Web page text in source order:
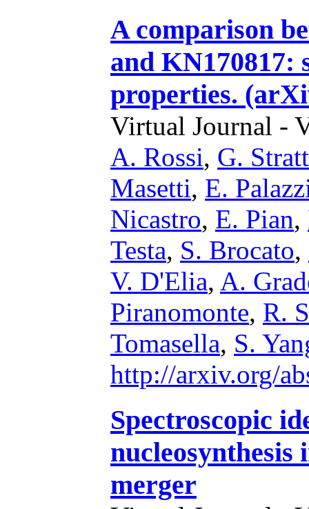
A comparison
and KN170817:
properties.
Virtual Journal -
A. Rossi, G.
Masetti, E.
Nicastro, E. Pian,
Testa, S. Brocato,
V. D'Elia, A.
Piranomonte, R.
Tomasella, S.
http://arxiv.org/
Spectroscopic
nucleosynthesis
merger